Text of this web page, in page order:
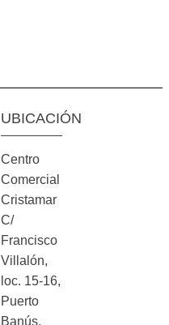
UBICACIÓN
Centro
Comercial
Cristamar
C/
Francisco
Villalón,
loc. 15-16,
Puerto
Banús,